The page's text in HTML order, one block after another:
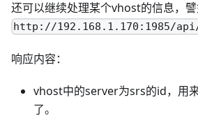
还可以继续处理某个vhost的信息，
http://192.168.1.170:1985/
响应内容：
vhost中的server为srs的id，用
了。